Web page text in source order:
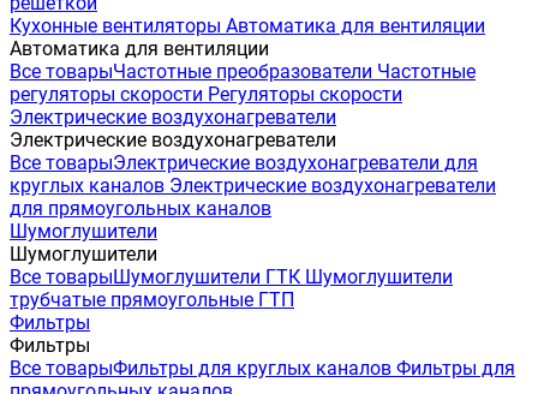
Кухонные вентиляторы Автоматика для вентиляции
Автоматика для вентиляции
Все товарыЧастотные преобразователи Частотные
регуляторы скорости Регуляторы скорости
Электрические воздухонагреватели
Электрические воздухонагреватели
Все товарыЭлектрические воздухонагреватели для
круглых каналов Электрические воздухонагреватели
для прямоугольных каналов
Шумоглушители
Шумоглушители
Все товарыШумоглушители ГТК Шумоглушители
трубчатые прямоугольные ГТП
Фильтры
Фильтры
Все товарыФильтры для круглых каналов Фильтры для